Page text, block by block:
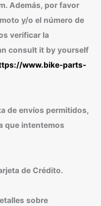
Además, por favor
y/o el número de
verificar la
consult it by yourself
www.bike-parts-
de envíos permitidos,
que intentemos
de Crédito.
sobre